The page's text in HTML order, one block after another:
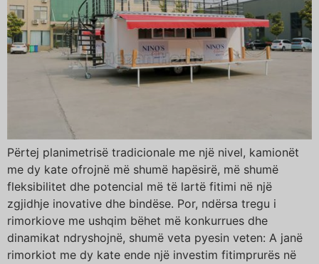
Përtej planimetrisë tradicionale me një nivel, kamionët
me dy kate ofrojnë më shumë hapësirë, më shumë
fleksibilitet dhe potencial më të lartë fitimi në një
zgjidhje inovative dhe bindëse. Por, ndërsa tregu i
rimorkiove me ushqim bëhet më konkurrues dhe
dinamikat ndryshojnë, shumë veta pyesin veten: A janë
rimorkiot me dy kate ende një investim fitimprurës në